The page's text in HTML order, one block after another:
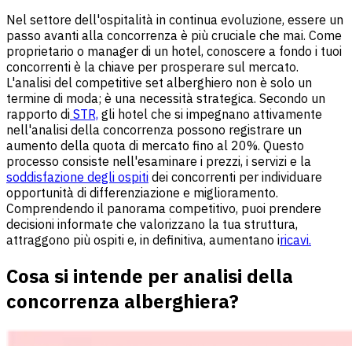
Nel settore dell'ospitalità in continua evoluzione, essere un
passo avanti alla concorrenza è più cruciale che mai. Come
proprietario o manager di un hotel, conoscere a fondo i tuoi
concorrenti è la chiave per prosperare sul mercato.
L'analisi del competitive set alberghiero non è solo un
termine di moda; è una necessità strategica. Secondo un
rapporto di STR, gli hotel che si impegnano attivamente
nell'analisi della concorrenza possono registrare un
aumento della quota di mercato fino al 20%. Questo
processo consiste nell'esaminare i prezzi, i servizi e la
soddisfazione degli ospiti dei concorrenti per individuare
opportunità di differenziazione e miglioramento.
Comprendendo il panorama competitivo, puoi prendere
decisioni informate che valorizzano la tua struttura,
attraggono più ospiti e, in definitiva, aumentano iricavi.
Cosa si intende per analisi della
concorrenza alberghiera?